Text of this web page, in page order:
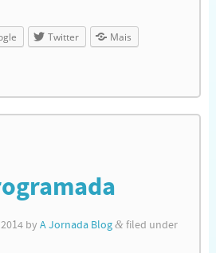
Twitter Mais
by A Jornada Blog &filed under